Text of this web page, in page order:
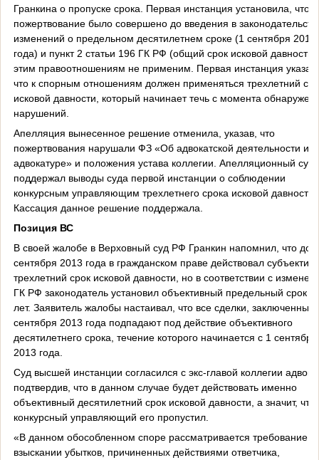
Гранкина о пропуске срока. Первая инстанция установила, что
пожертвование было совершено до введения в
изменений о предельном десятилетнем сроке (1 сентября 2013
года) и пункт 2 статьи 196 ГК РФ (общий срок исковой давности)
этим правоотношениям не применим. Первая инстанция
что к спорным отношениям должен применяться трехлетний
исковой давности, который начинает течь с момента
нарушений.
Апелляция вынесенное решение отменила, указав, что
пожертвования нарушали ФЗ «Об адвокатской деятельности и
адвокатуре» и положения устава коллегии. Апелляционный суд
поддержал выводы суда первой инстанции о соблюдении
конкурсным управляющим трехлетнего срока исковой давности.
Кассация данное решение поддержала.
Позиция ВС
В своей жалобе в Верховный суд РФ Гранкин напомнил, что до 1
сентября 2013 года в гражданском праве действовал
трехлетний срок исковой давности, но в соответствии с
ГК РФ законодатель установил объективный предельный срок в
лет. Заявитель жалобы настаивал, что все сделки, заключенные
сентября 2013 года подпадают под действие объективного
десятилетнего срока, течение которого начинается с 1 сентября
2013 года.
Суд высшей инстанции согласился с экс-главой коллегии
подтвердив, что в данном случае будет действовать именно
объективный десятилетний срок исковой давности, а значит, что
конкурсный управляющий его пропустил.
«В данном обособленном споре рассматривается требование о
взыскании убытков, причиненных действиями ответчика,